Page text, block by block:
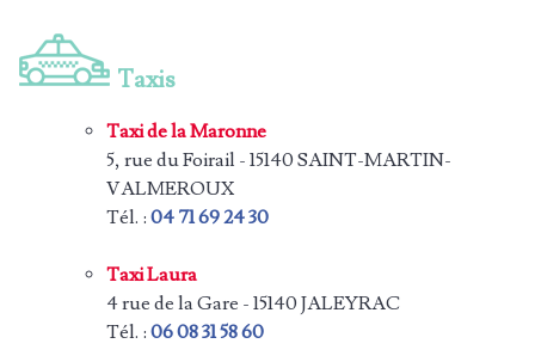
Taxis
Taxi de la Maronne
5, rue du Foirail - 15140 SAINT-MARTIN-
VALMEROUX
Tél. : 04 71 69 24 30
Taxi Laura
4 rue de la Gare - 15140 JALEYRAC
Tél. : 06 08 31 58 60